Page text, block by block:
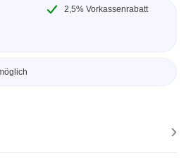
2,5% Vorkassenrabatt
›